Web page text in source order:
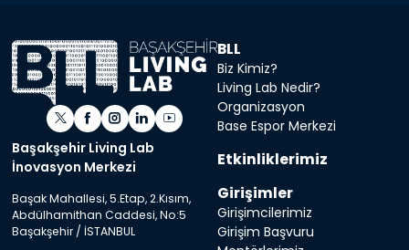
BLL
Biz Kimiz?
Living Lab Nedir?
Organizasyon
Base Espor Merkezi
Etkinliklerimiz
Girişimler
Girişimcilerimiz
Girişim Başvuru
Başakşehir Living Lab
İnovasyon Merkezi
Başak Mahallesi, 5.Etap, 2.Kısım,
Abdülhamithan Caddesi, No:5
Başakşehir / İSTANBUL